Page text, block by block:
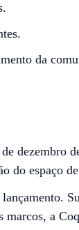
da
dezembro
do espaço de
a